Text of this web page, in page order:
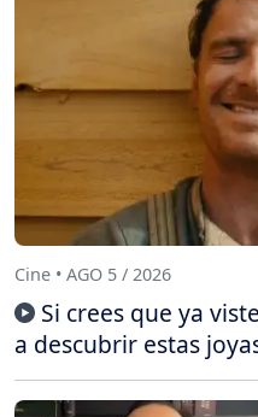
Cine • AGO 5 / 2026
Si crees que ya
a descubrir estas